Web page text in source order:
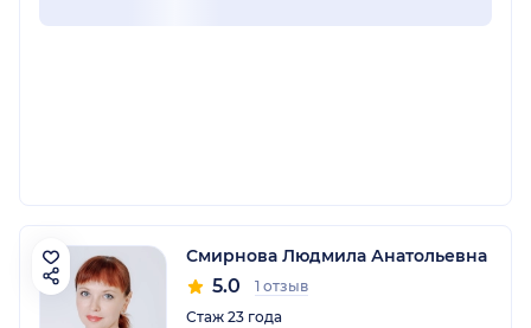
Смирнова Людмила Анатольевна
5.0
1 отзыв
Стаж 23 года